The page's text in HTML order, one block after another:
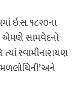
ઇ.સ. ૧૮૨૦ના
એમણે સામવેદનો
સ્વામીનારાયણ
અને